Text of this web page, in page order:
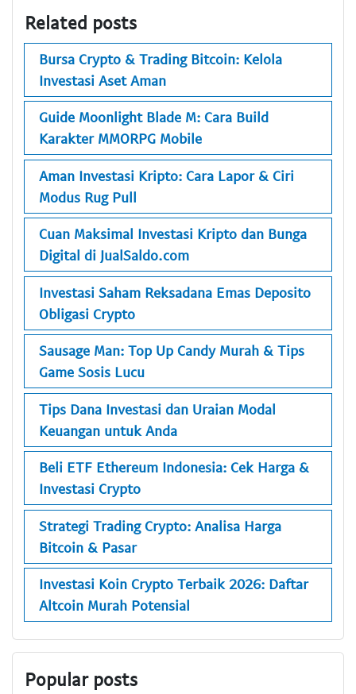
Related posts
Bursa Crypto & Trading Bitcoin: Kelola
Investasi Aset Aman
Guide Moonlight Blade M: Cara Build
Karakter MMORPG Mobile
Aman Investasi Kripto: Cara Lapor & Ciri
Modus Rug Pull
Cuan Maksimal Investasi Kripto dan Bunga
Digital di JualSaldo.com
Investasi Saham Reksadana Emas Deposito
Obligasi Crypto
Sausage Man: Top Up Candy Murah & Tips
Game Sosis Lucu
Tips Dana Investasi dan Uraian Modal
Keuangan untuk Anda
Beli ETF Ethereum Indonesia: Cek Harga &
Investasi Crypto
Strategi Trading Crypto: Analisa Harga
Bitcoin & Pasar
Investasi Koin Crypto Terbaik 2026: Daftar
Altcoin Murah Potensial
Popular posts